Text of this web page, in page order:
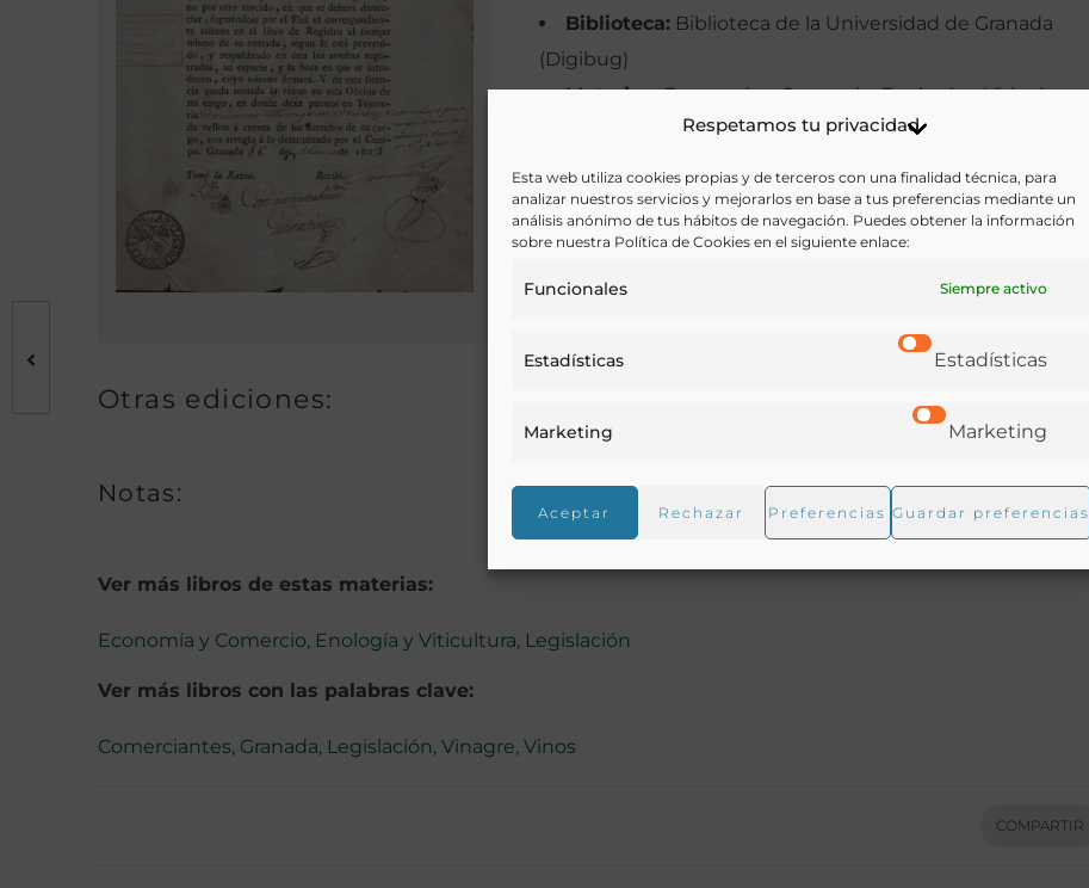
Respetamos tu privacidad
Esta web utiliza cookies propias y de terceros con una finalidad técnica, para
analizar nuestros servicios y mejorarlos en base a tus preferencias mediante un
análisis anónimo de tus hábitos de navegación. Puedes obtener la información
sobre nuestra Política de Cookies en el siguiente enlace:
Funcionales Siempre activo
Estadísticas Estadísticas
Marketing Marketing
Aceptar Rechazar Preferencias Guardar preferencias
Biblioteca: Biblioteca de la Universidad de Granada
(Digibug)
Materias:Economía y Comercio, Enología y Viticultura,
Palabras clave:
Comerciantes, Granada, Legislación,
Vinagre, Vinos
Idioma:Castellano
Otras ediciones:
Notas:
Ver más libros de estas materias:
Economía y Comercio, Enología y Viticultura, Legislación
Ver más libros con las palabras clave:
Comerciantes, Granada, Legislación, Vinagre, Vinos
COMPARTIR